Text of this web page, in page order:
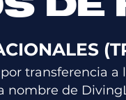
transferencia a
nombre de D